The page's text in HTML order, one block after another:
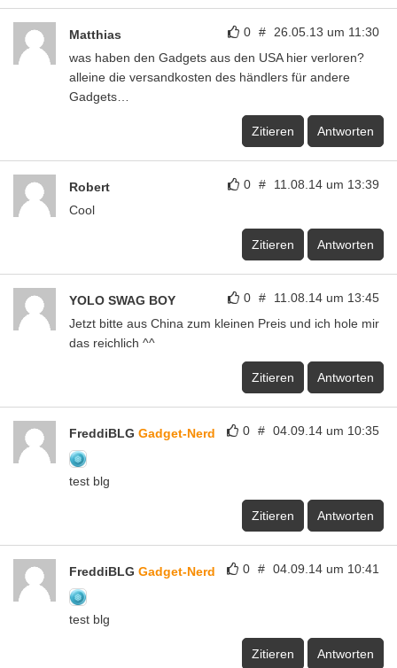
0 # 26.05.13 um 11:30
Matthias
was haben den Gadgets aus den USA hier verloren?
alleine die versandkosten des händlers für andere
Gadgets…
Zitieren Antworten
0 # 11.08.14 um 13:39
Robert
Cool
Zitieren Antworten
0 # 11.08.14 um 13:45
YOLO SWAG BOY
Jetzt bitte aus China zum kleinen Preis und ich hole mir
das reichlich ^^
Zitieren Antworten
0 # 04.09.14 um 10:35
FreddiBLG Gadget-Nerd
test blg
Zitieren Antworten
0 # 04.09.14 um 10:41
FreddiBLG Gadget-Nerd
test blg
Zitieren Antworten